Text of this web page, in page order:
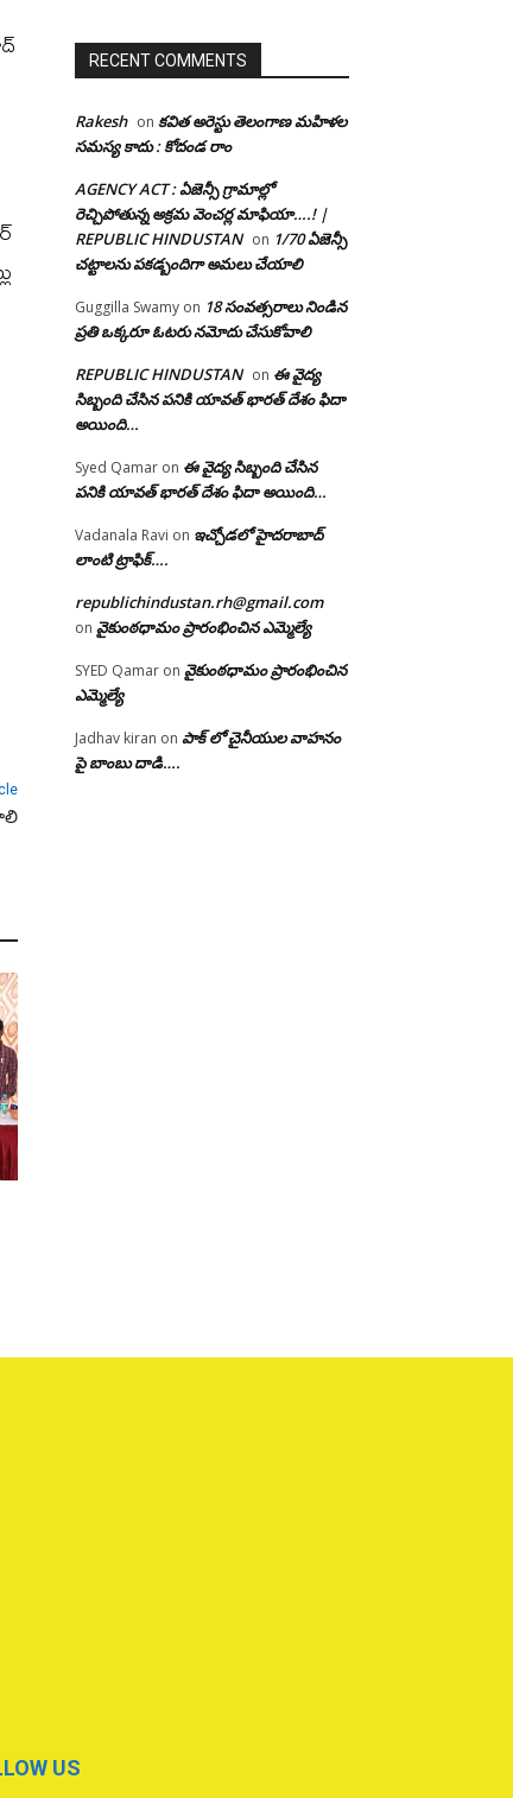
RECENT COMMENTS
Rakesh on కవిత అరెస్టు తెలంగాణ మహిళల
సమస్య కాదు : కోదండ రాం
AGENCY ACT : ఏజెన్సీ గ్రామాల్లో
రెచ్చిపోతున్న అక్రమ వెంచర్ల మాఫియా….! |
REPUBLIC HINDUSTAN on 1/70 ఏజెన్సీ
చట్టాలను పకడ్బందిగా అమలు చేయాలి
Guggilla Swamy on 18 సంవత్సరాలు నిండిన
ప్రతి ఒక్కరూ ఓటరు నమోదు చేసుకోవాలి
REPUBLIC HINDUSTAN on ఈ వైద్య
సిబ్బంది చేసిన పనికి యావత్ భారత్ దేశం ఫిదా
అయింది…
Syed Qamar on ఈ వైద్య సిబ్బంది చేసిన
పనికి యావత్ భారత్ దేశం ఫిదా అయింది…
Vadanala Ravi on ఇచ్చోడలో హైదరాబాద్
లాంటి ట్రాఫిక్….
republichindustan.rh@gmail.com
on వైకుంఠధామం ప్రారంభించిన ఎమ్మెల్యే
SYED Qamar on వైకుంఠధామం ప్రారంభించిన
ఎమ్మెల్యే
Jadhav kiran on పాక్ లో చైనీయుల వాహనం
పై బాంబు దాడి….
US